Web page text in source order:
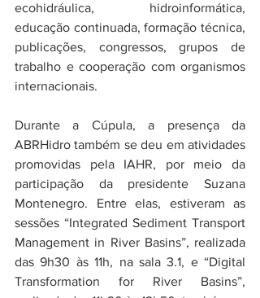
ecohidráulica, hidroinformática,
educação continuada, formação técnica,
publicações, congressos, grupos de
trabalho e cooperação com organismos
internacionais.
Durante a Cúpula, a presença da
ABRHidro também se deu em atividades
promovidas pela IAHR, por meio da
participação da presidente Suzana
Montenegro. Entre elas, estiveram as
sessões “Integrated Sediment Transport
Management in River Basins”, realizada
das 9h30 às 11h, na sala 3.1, e “Digital
Transformation for River Basins”,